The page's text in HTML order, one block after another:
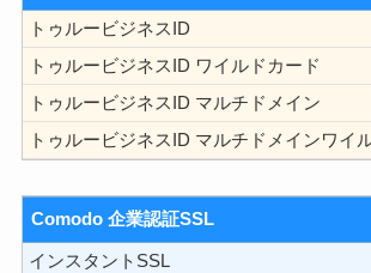
トゥルービジネスID
トゥルービジネスID ワイルドカード
トゥルービジネスID マルチドメイン
トゥルービジネスID マルチドメインワイ
Comodo 企業認証SSL
インスタントSSL